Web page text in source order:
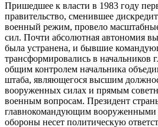
Пришедшее к власти в 1983 году
правительство, сменившее
военный режим, провело
сил. Почти абсолютная автономия
была устранена, и бывшие
трансформировались в начальников
общим контролем начальника
штаба, являющегося высшим
вооруженных силах и прямым
военным вопросам. Президент
главнокомандующим вооруженными
обороны несет политическую